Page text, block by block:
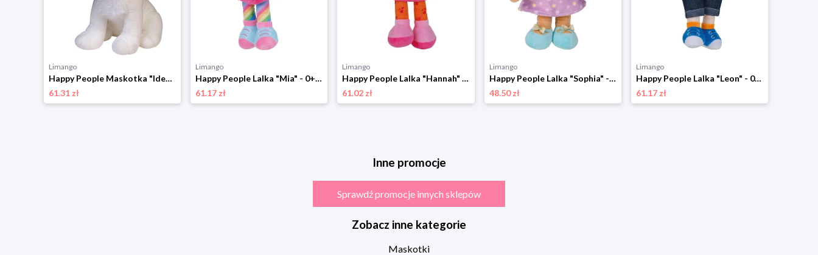
Limango
Happy People Maskotka "Idefix" - 0+ rozmiar: onesize
61.31 zł
Limango
Happy People Lalka "Mia" - 0+ rozmiar: onesize
61.17 zł
Limango
Happy People Lalka "Hannah" - 0+ rozmiar: onesize
61.02 zł
Limango
Happy People Lalka "Sophia" - 0+ rozmiar: onesize
48.50 zł
Limango
Happy People Lalka "Leon" - 0+ rozmiar: onesize
61.17 zł
Inne promocje
Sprawdź promocje innych sklepów
Zobacz inne kategorie
Maskotki